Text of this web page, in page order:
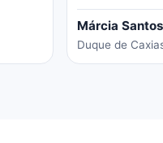
Márcia
Duque de